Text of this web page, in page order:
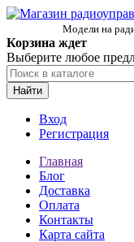
Модели на
Корзина ждет
Выберите любое
Найти
Вход
Регистрация
Главная
Блог
Доставка
Оплата
Контакты
Карта сайта